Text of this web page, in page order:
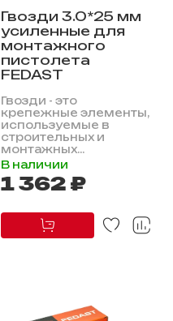
Гвозди 3.0*25 мм
усиленные для
монтажного
пистолета
FEDAST
Гвозди - это
крепежные элементы,
используемые в
строительных и
монтажных...
В наличии
1 362 ₽